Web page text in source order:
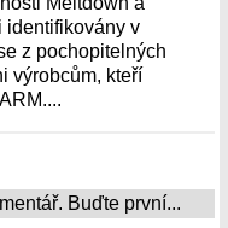
identifikovány v
z pochopitelných
výrobcům, kteří
Buďte první...